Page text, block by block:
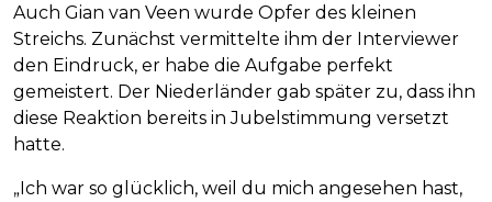
Auch Gian van Veen wurde Opfer des kleinen
Streichs. Zunächst vermittelte ihm der Interviewer
den Eindruck, er habe die Aufgabe perfekt
gemeistert. Der Niederländer gab später zu, dass ihn
diese Reaktion bereits in Jubelstimmung versetzt
hatte.
„Ich war so glücklich, weil du mich angesehen hast,